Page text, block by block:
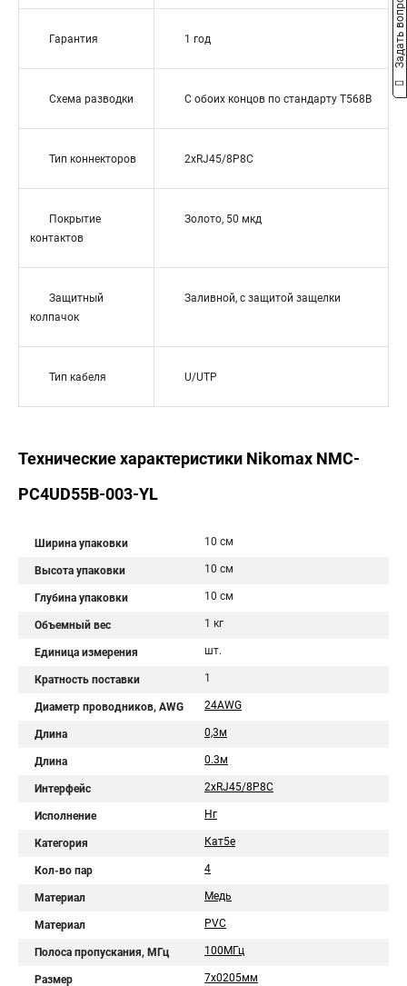
Гарантия 1 год
Схема разводки С обоих концов по стандарту T568B
Тип коннекторов 2xRJ45/8P8C
Покрытие
контактов
Золото, 50 мкд
Защитный
колпачок
Заливной, с защитой защелки
Тип кабеля U/UTP
Технические характеристики Nikomax NMC-
PC4UD55B-003-YL
Ширина упаковки 10 см
Высота упаковки 10 см
Глубина упаковки 10 см
Объемный вес 1 кг
Единица измерения шт.
Кратность поставки 1
Диаметр проводников, AWG 24AWG
Длина 0,3м
Длина 0.3м
Интерфейс 2хRJ45/8P8C
Исполнение Нг
Категория Кат5е
Кол-во пар 4
Материал Медь
Материал PVC
Полоса пропускания, МГц 100МГц
Размер 7х0205мм
Задать вопрос